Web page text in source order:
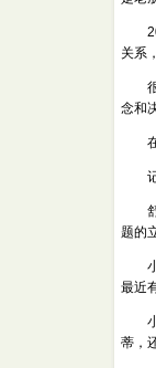
20
关系
很
念和
在
记
舒
题的
小
最近
小
蒂，